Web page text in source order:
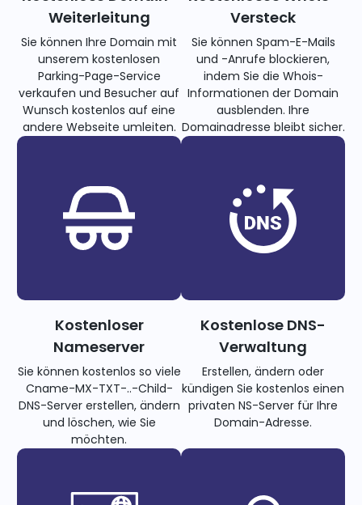
Weiterleitung
Sie können Ihre Domain mit
unserem kostenlosen
Parking-Page-Service
verkaufen und Besucher auf
Wunsch kostenlos auf eine
andere Webseite umleiten.
Versteck
Sie können Spam-E-Mails
und -Anrufe blockieren,
indem Sie die Whois-
Informationen der Domain
ausblenden. Ihre
Domainadresse bleibt sicher.
Kostenloser
Nameserver
Sie können kostenlos so viele
Cname-MX-TXT-..-Child-
DNS-Server erstellen, ändern
und löschen, wie Sie
möchten.
Kostenlose DNS-
Verwaltung
Erstellen, ändern oder
kündigen Sie kostenlos einen
privaten NS-Server für Ihre
Domain-Adresse.